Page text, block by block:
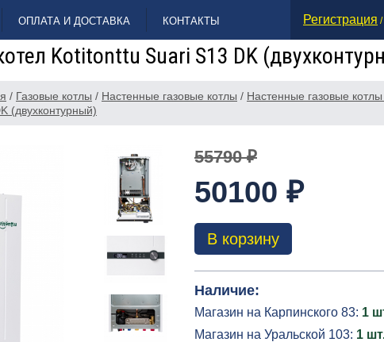
ОПЛАТА И ДОСТАВКА КОНТАКТЫ Регистрация /
Kotitonttu Suari S13 DK
/ Газовые котлы / Настенные газовые котлы / Настенные газовые
(двухконтурный)
55790 ₽
50100 ₽
В корзину
Наличие:
Магазин на Карпинского 83: 1
Магазин на Уральской 103: 1